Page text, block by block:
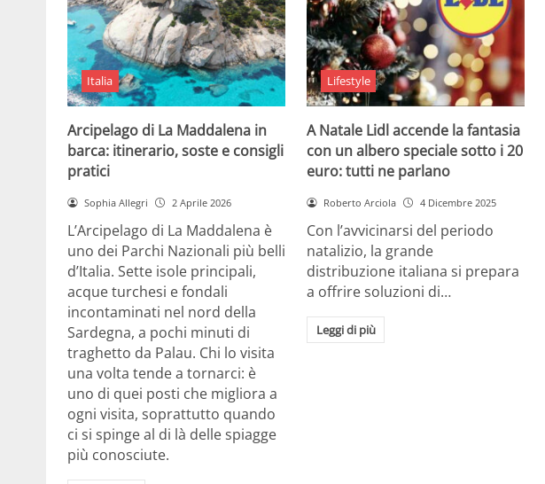
Italia
Arcipelago di La Maddalena in
barca: itinerario, soste e consigli
pratici
Sophia Allegri 2 Aprile 2026
L’Arcipelago di La Maddalena è
uno dei Parchi Nazionali più belli
d’Italia. Sette isole principali,
acque turchesi e fondali
incontaminati nel nord della
Sardegna, a pochi minuti di
traghetto da Palau. Chi lo visita
una volta tende a tornarci: è
uno di quei posti che migliora a
ogni visita, soprattutto quando
ci si spinge al di là delle spiagge
più conosciute.
Lifestyle
A Natale Lidl accende la fantasia
con un albero speciale sotto i 20
euro: tutti ne parlano
Roberto Arciola 4 Dicembre 2025
Con l’avvicinarsi del periodo
natalizio, la grande
distribuzione italiana si prepara
a offrire soluzioni di…
Leggi di più